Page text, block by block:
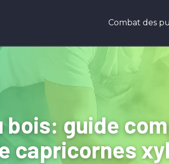
Combat des
bois: guide
capricornes